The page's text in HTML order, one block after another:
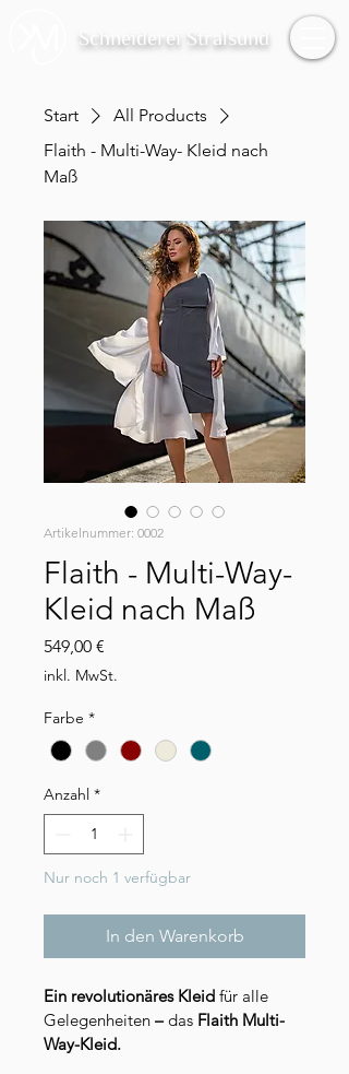
Schneiderei Stralsund
Start
All Products
Flaith - Multi-Way- Kleid nach
Maß
Artikelnummer: 0002
Flaith - Multi-Way-
Kleid nach Maß
549,00 €
inkl. MwSt.
Farbe *
Anzahl *
Nur noch 1 verfügbar
In den Warenkorb
Ein revolutionäres Kleid für alle
Gelegenheiten – das Flaith Multi-
Way-Kleid.